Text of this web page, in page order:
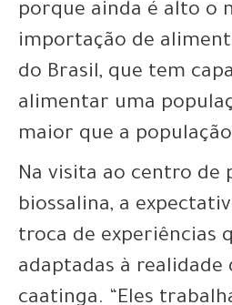
porque ainda é alto o
importação de
do Brasil, que tem
alimentar uma
maior que a
Na visita ao centro de
biossalina, a
troca de experiências
adaptadas à realidade
caatinga. “Eles